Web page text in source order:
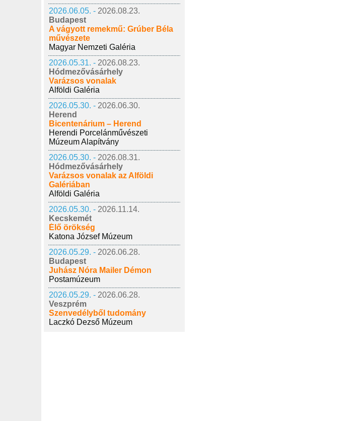
2026.06.05. - 2026.08.23.
Budapest
A vágyott remekmű: Grúber Béla
művészete
Magyar Nemzeti Galéria
2026.05.31. - 2026.08.23.
Hódmezővásárhely
Varázsos vonalak
Alföldi Galéria
2026.05.30. - 2026.06.30.
Herend
Bicentenárium – Herend
Herendi Porcelánművészeti
Múzeum Alapítvány
2026.05.30. - 2026.08.31.
Hódmezővásárhely
Varázsos vonalak az Alföldi
Galériában
Alföldi Galéria
2026.05.30. - 2026.11.14.
Kecskemét
Élő örökség
Katona József Múzeum
2026.05.29. - 2026.06.28.
Budapest
Juhász Nóra Mailer Démon
Postamúzeum
2026.05.29. - 2026.06.28.
Veszprém
Szenvedélyből tudomány
Laczkó Dezső Múzeum